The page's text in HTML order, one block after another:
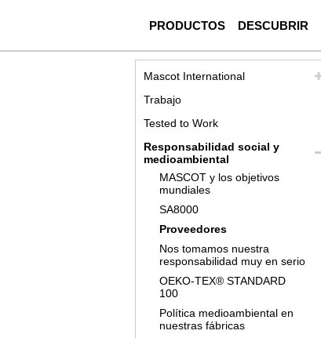
PRODUCTOS DESCUBRIR
Mascot International
Trabajo
Tested to Work
Responsabilidad social y
medioambiental
MASCOT y los objetivos
mundiales
SA8000
Proveedores
Nos tomamos nuestra
responsabilidad muy en serio
OEKO-TEX® STANDARD
100
Política medioambiental en
nuestras fábricas